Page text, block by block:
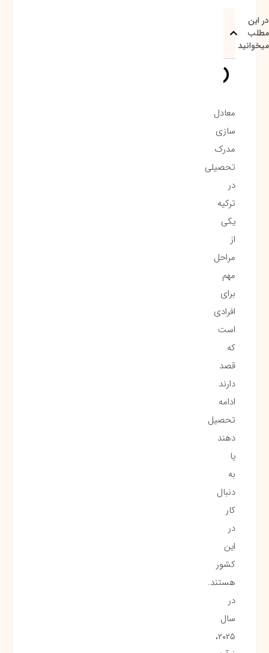
در این
مطلب
میخوانید
معادل
سازی
مدرک
تحصیلی
در
ترکیه
یکی
از
مراحل
مهم
برای
افرادی
است
که
قصد
دارند
ادامه
تحصیل
دهند
یا
به
دنبال
کار
در
این
کشور
هستند.
در
سال
۲۰۲۵،